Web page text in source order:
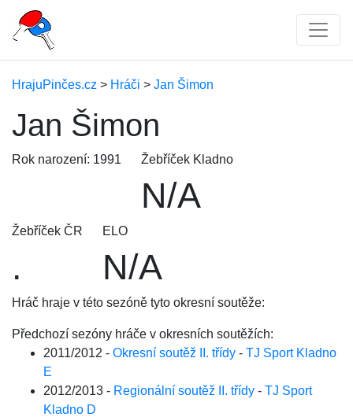
HrajuPinčes.cz > Hráči > Jan Šimon
Jan Šimon
Rok narození: 1991 Žebříček Kladno
N/A
Žebříček ČR
.
ELO
N/A
Hráč hraje v této sezóně tyto okresní soutěže:
Předchozí sezóny hráče v okresních soutěžích:
2011/2012 - Okresní soutěž II. třídy - TJ Sport Kladno
E
2012/2013 - Regionální soutěž II. třídy - TJ Sport
Kladno D